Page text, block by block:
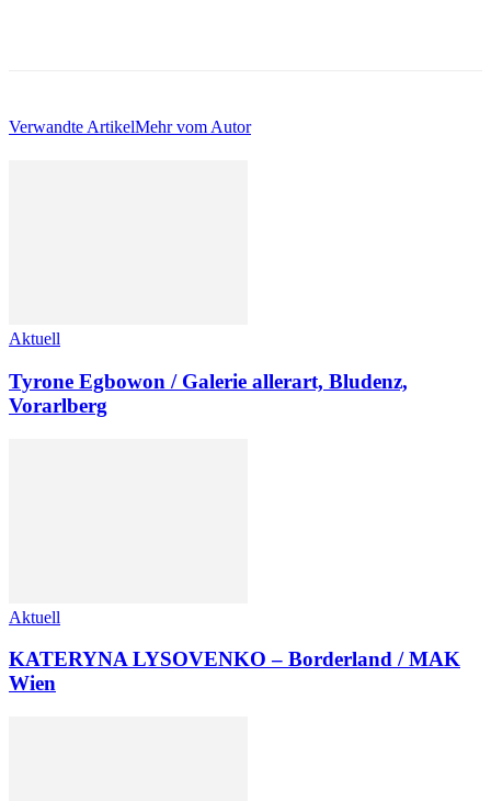
Verwandte ArtikelMehr vom Autor
Aktuell
Tyrone Egbowon / Galerie allerart, Bludenz,
Vorarlberg
Aktuell
KATERYNA LYSOVENKO – Borderland / MAK
Wien